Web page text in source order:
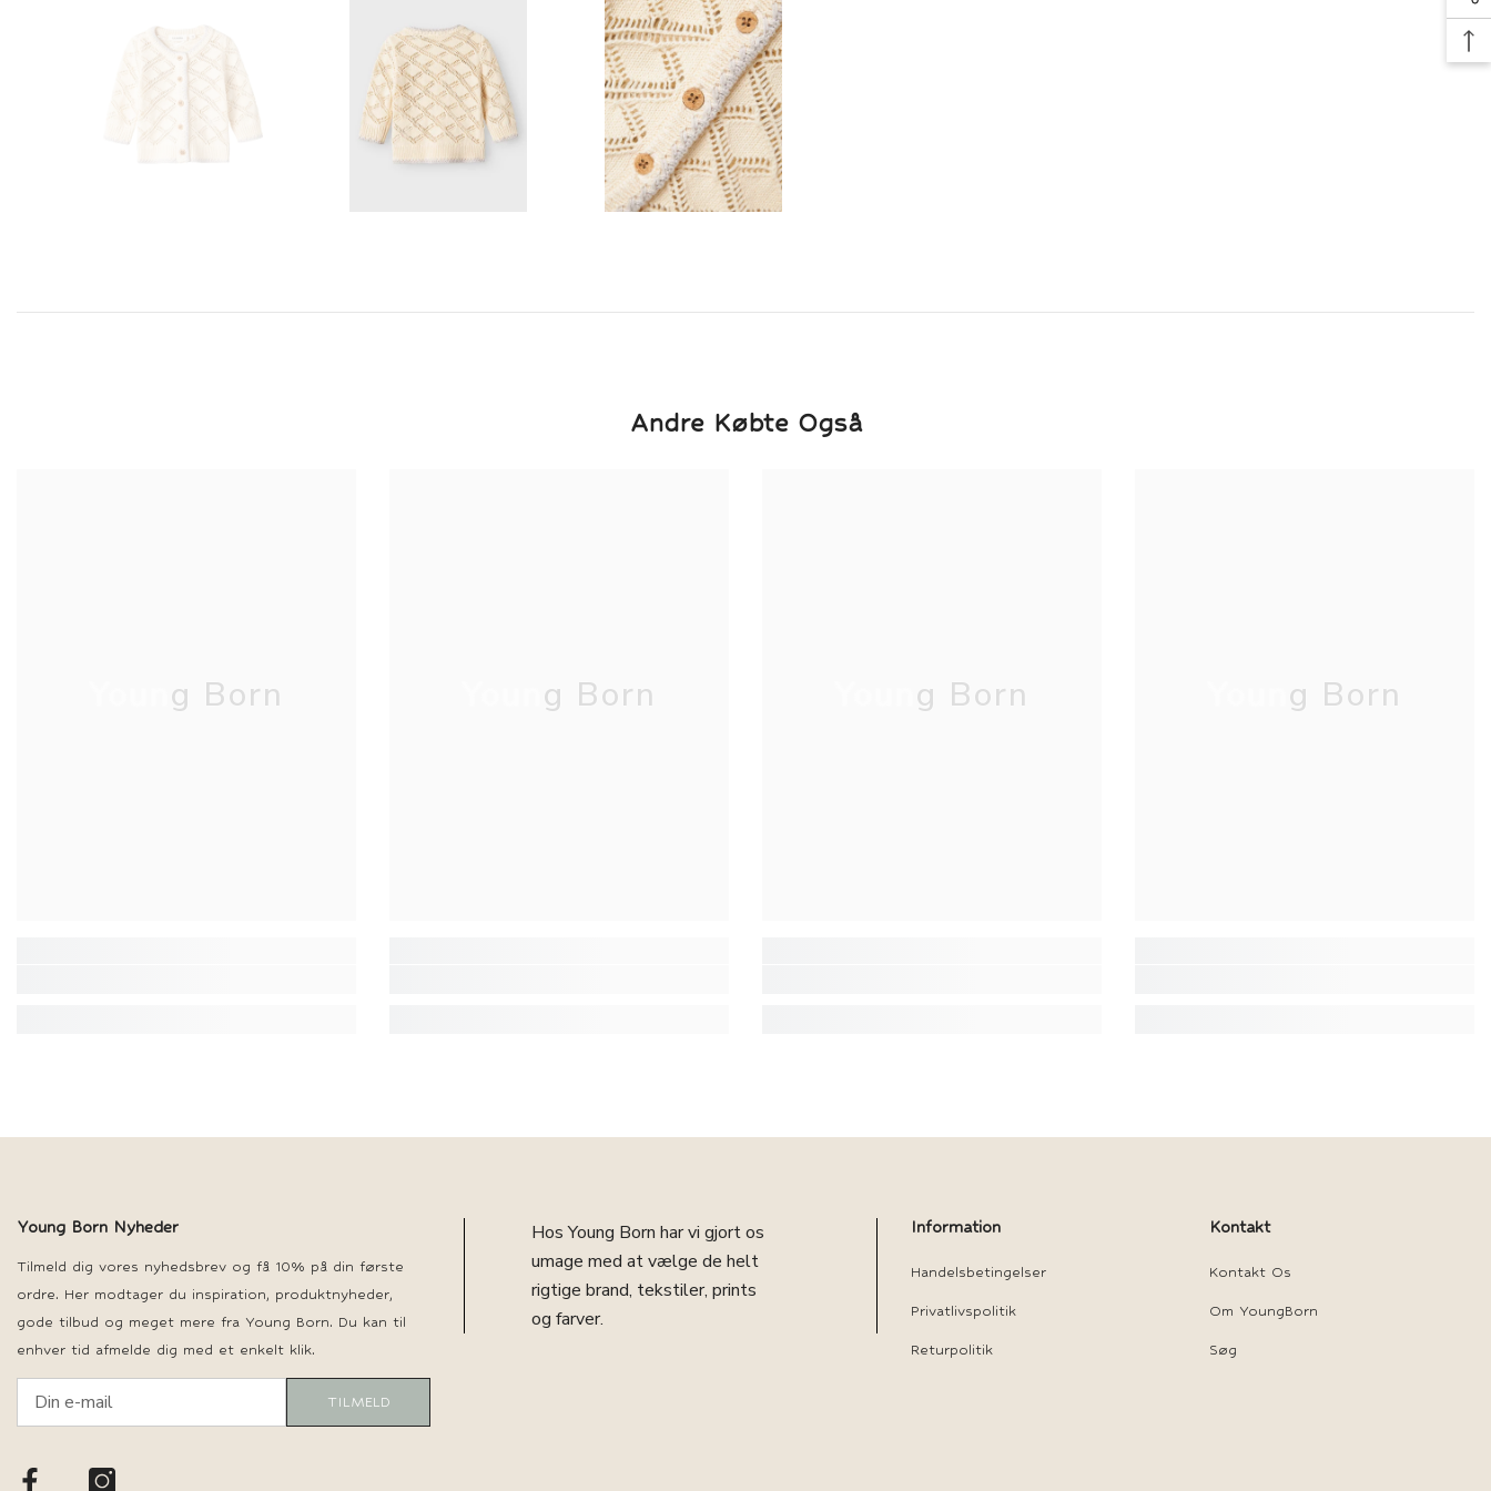
Andre Købte Også
Young Born Young Born Young Born Young Born
Young Born Nyheder
Tilmeld dig vores nyhedsbrev og få 10% på din første
ordre. Her modtager du inspiration, produktnyheder,
gode tilbud og meget mere fra Young Born. Du kan til
enhver tid afmelde dig med et enkelt klik.
TILMELD
Hos Young Born har vi gjort os
umage med at vælge de helt
rigtige brand, tekstiler, prints
og farver.
Information
Handelsbetingelser
Privatlivspolitik
Returpolitik
Kontakt
Kontakt Os
Om YoungBorn
Søg